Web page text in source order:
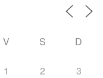
V S D
1 2 3